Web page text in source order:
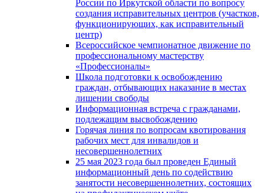
России по Иркутской области по вопросу
создания исправительных центров (участков,
функционирующих, как исправительный
центр)
Всероссийское чемпионатное движение по
профессиональному мастерству
«Профессионалы»
Школа подготовки к освобождению
граждан, отбывающих наказание в местах
лишении свободы
Информационная встреча с гражданами,
подлежащим высвобождению
Горячая линия по вопросам квотирования
рабочих мест для инвалидов и
несовершеннолетних
25 мая 2023 года был проведен Единый
информационный день по содействию
занятости несовершеннолетних, состоящих